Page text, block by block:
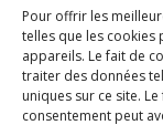
Pour offrir les
telles que les
appareils. Le fait de
traiter des données
uniques sur ce site.
consentement peut
Politiques de
HÉRAL
13-17, rue de Pouy